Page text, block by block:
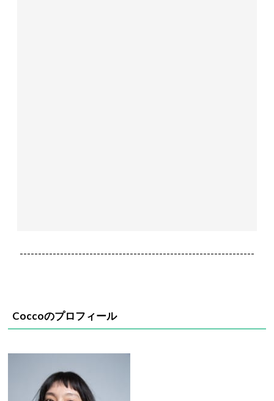
----------------------------------------------------------------
Coccoのプロフィール